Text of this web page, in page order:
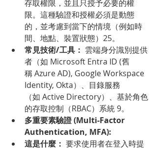
存取權限，並且只授予必要的權
限。這種驗證和授權必須是動態
的，並考慮到當下的情境（例如時
間、地點、裝置狀態）25。
常見技術/工具： 雲端身分識別提供
者（如 Microsoft Entra ID (舊
稱 Azure AD), Google Workspace
Identity, Okta）、目錄服務
（如 Active Directory）、基於角色
的存取控制（RBAC）系統 9。
多重要素驗證 (Multi-Factor
Authentication, MFA):
這是什麼： 要求使用者在登入時提